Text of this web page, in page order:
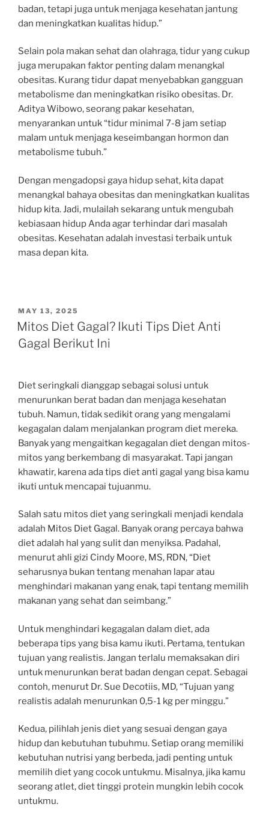
badan, tetapi juga untuk menjaga kesehatan jantung
dan meningkatkan kualitas hidup.”
Selain pola makan sehat dan olahraga, tidur yang cukup
juga merupakan faktor penting dalam menangkal
obesitas. Kurang tidur dapat menyebabkan gangguan
metabolisme dan meningkatkan risiko obesitas. Dr.
Aditya Wibowo, seorang pakar kesehatan,
menyarankan untuk “tidur minimal 7-8 jam setiap
malam untuk menjaga keseimbangan hormon dan
metabolisme tubuh.”
Dengan mengadopsi gaya hidup sehat, kita dapat
menangkal bahaya obesitas dan meningkatkan kualitas
hidup kita. Jadi, mulailah sekarang untuk mengubah
kebiasaan hidup Anda agar terhindar dari masalah
obesitas. Kesehatan adalah investasi terbaik untuk
masa depan kita.
POSTED
ON
MAY 13, 2025
Mitos Diet Gagal? Ikuti Tips Diet Anti
Gagal Berikut Ini
Diet seringkali dianggap sebagai solusi untuk
menurunkan berat badan dan menjaga kesehatan
tubuh. Namun, tidak sedikit orang yang mengalami
kegagalan dalam menjalankan program diet mereka.
Banyak yang mengaitkan kegagalan diet dengan mitos-
mitos yang berkembang di masyarakat. Tapi jangan
khawatir, karena ada tips diet anti gagal yang bisa kamu
ikuti untuk mencapai tujuanmu.
Salah satu mitos diet yang seringkali menjadi kendala
adalah Mitos Diet Gagal. Banyak orang percaya bahwa
diet adalah hal yang sulit dan menyiksa. Padahal,
menurut ahli gizi Cindy Moore, MS, RDN, “Diet
seharusnya bukan tentang menahan lapar atau
menghindari makanan yang enak, tapi tentang memilih
makanan yang sehat dan seimbang.”
Untuk menghindari kegagalan dalam diet, ada
beberapa tips yang bisa kamu ikuti. Pertama, tentukan
tujuan yang realistis. Jangan terlalu memaksakan diri
untuk menurunkan berat badan dengan cepat. Sebagai
contoh, menurut Dr. Sue Decotiis, MD, “Tujuan yang
realistis adalah menurunkan 0,5-1 kg per minggu.”
Kedua, pilihlah jenis diet yang sesuai dengan gaya
hidup dan kebutuhan tubuhmu. Setiap orang memiliki
kebutuhan nutrisi yang berbeda, jadi penting untuk
memilih diet yang cocok untukmu. Misalnya, jika kamu
seorang atlet, diet tinggi protein mungkin lebih cocok
untukmu.